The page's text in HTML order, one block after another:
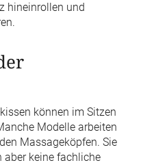
hineinrollen und
können im Sitzen
Modelle arbeiten
Massageköpfen. Sie
aber keine fachliche